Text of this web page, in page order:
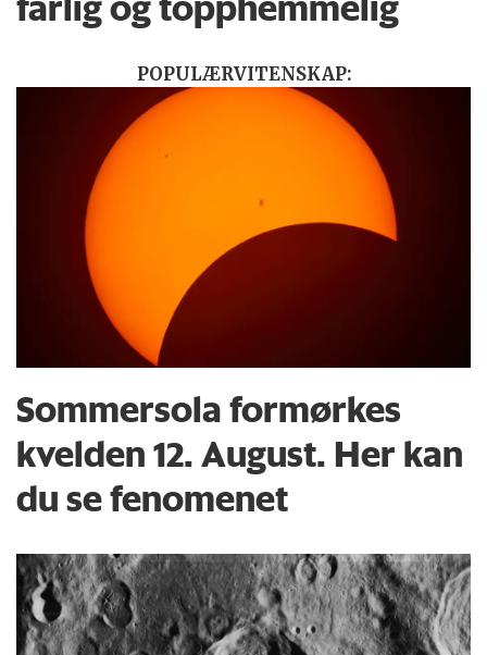
POPULÆRVITENSKAP:
Sommersola formørkes
kvelden 12. August. Her kan
du se fenomenet